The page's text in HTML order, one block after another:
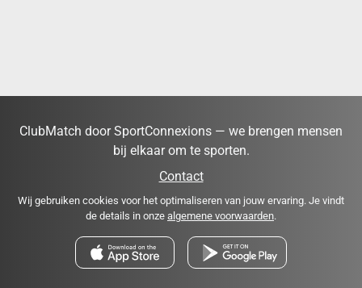
ClubMatch door SportConnexions — we brengen mensen
bij elkaar om te sporten.
Contact
Wij gebruiken cookies voor het optimaliseren van jouw ervaring. Je vindt
de details in onze algemene voorwaarden.